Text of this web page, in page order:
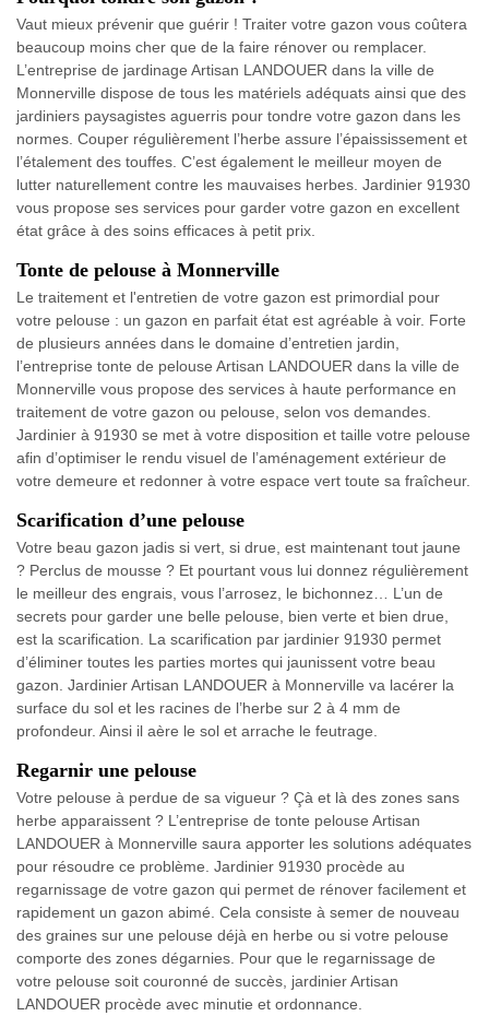
Vaut mieux prévenir que guérir ! Traiter votre gazon vous coûtera
beaucoup moins cher que de la faire rénover ou remplacer.
L’entreprise de jardinage Artisan LANDOUER dans la ville de
Monnerville dispose de tous les matériels adéquats ainsi que des
jardiniers paysagistes aguerris pour tondre votre gazon dans les
normes. Couper régulièrement l’herbe assure l’épaississement et
l’étalement des touffes. C’est également le meilleur moyen de
lutter naturellement contre les mauvaises herbes. Jardinier 91930
vous propose ses services pour garder votre gazon en excellent
état grâce à des soins efficaces à petit prix.
Tonte de pelouse à Monnerville
Le traitement et l'entretien de votre gazon est primordial pour
votre pelouse : un gazon en parfait état est agréable à voir. Forte
de plusieurs années dans le domaine d’entretien jardin,
l’entreprise tonte de pelouse Artisan LANDOUER dans la ville de
Monnerville vous propose des services à haute performance en
traitement de votre gazon ou pelouse, selon vos demandes.
Jardinier à 91930 se met à votre disposition et taille votre pelouse
afin d’optimiser le rendu visuel de l’aménagement extérieur de
votre demeure et redonner à votre espace vert toute sa fraîcheur.
Scarification d’une pelouse
Votre beau gazon jadis si vert, si drue, est maintenant tout jaune
? Perclus de mousse ? Et pourtant vous lui donnez régulièrement
le meilleur des engrais, vous l’arrosez, le bichonnez… L’un de
secrets pour garder une belle pelouse, bien verte et bien drue,
est la scarification. La scarification par jardinier 91930 permet
d’éliminer toutes les parties mortes qui jaunissent votre beau
gazon. Jardinier Artisan LANDOUER à Monnerville va lacérer la
surface du sol et les racines de l’herbe sur 2 à 4 mm de
profondeur. Ainsi il aère le sol et arrache le feutrage.
Regarnir une pelouse
Votre pelouse à perdue de sa vigueur ? Çà et là des zones sans
herbe apparaissent ? L’entreprise de tonte pelouse Artisan
LANDOUER à Monnerville saura apporter les solutions adéquates
pour résoudre ce problème. Jardinier 91930 procède au
regarnissage de votre gazon qui permet de rénover facilement et
rapidement un gazon abimé. Cela consiste à semer de nouveau
des graines sur une pelouse déjà en herbe ou si votre pelouse
comporte des zones dégarnies. Pour que le regarnissage de
votre pelouse soit couronné de succès, jardinier Artisan
LANDOUER procède avec minutie et ordonnance.